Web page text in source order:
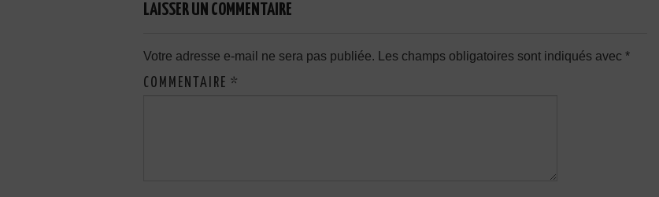
LAISSER UN COMMENTAIRE
Votre adresse e-mail ne sera pas publiée. Les champs obligatoires sont indiqués avec *
COMMENTAIRE *